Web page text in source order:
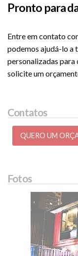
Pronto para
Entre em contato
podemos ajudá-lo a
personalizadas para
solicite um
Contatos
QUERO UM
Fotos